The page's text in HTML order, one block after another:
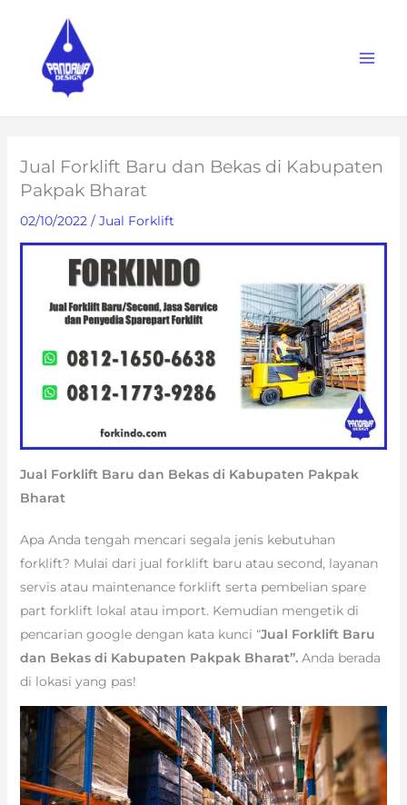
content
Jual Forklift Baru dan Bekas di Kabupaten
Pakpak Bharat
02/10/2022 / Jual Forklift
Jual Forklift Baru dan Bekas di Kabupaten Pakpak
Bharat
Apa Anda tengah mencari segala jenis kebutuhan
forklift? Mulai dari jual forklift baru atau second, layanan
servis atau maintenance forklift serta pembelian spare
part forklift lokal atau import. Kemudian mengetik di
pencarian google dengan kata kunci “Jual Forklift Baru
dan Bekas di Kabupaten Pakpak Bharat”. Anda berada
di lokasi yang pas!